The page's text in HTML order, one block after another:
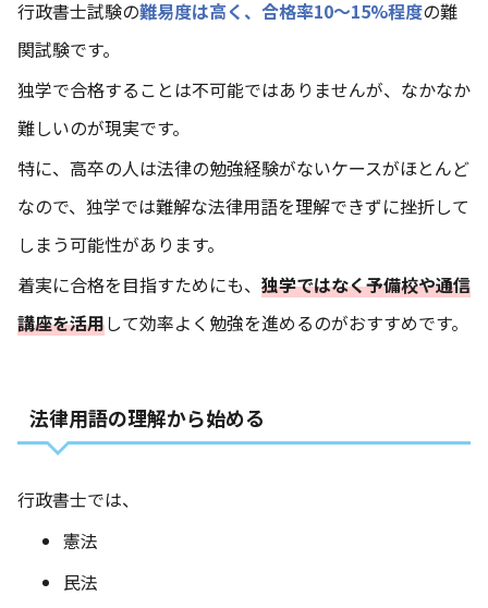
行政書士試験の難易度は高く、合格率10〜15%程度の難
関試験です。
独学で合格することは不可能ではありませんが、なかなか
難しいのが現実です。
特に、高卒の人は法律の勉強経験がないケースがほとんど
なので、独学では難解な法律用語を理解できずに挫折して
しまう可能性があります。
着実に合格を目指すためにも、 独学ではなく予備校や通信
講座を活用して効率よく勉強を進めるのがおすすめです。
法律用語の理解から始める
行政書士では、
憲法
民法